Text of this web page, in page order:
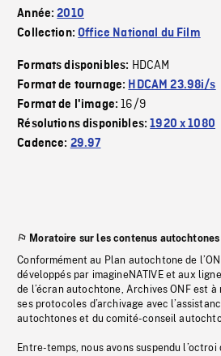
Année:2010
Collection:Office National du Film
Formats disponibles: HDCAM
Format de tournage: HDCAM 23.98i/s
Format de l'image:16/9
Résolutions disponibles:1920 x 1080
Cadence: 29.97
Moratoire sur les contenus autochtones
Conformément au Plan autochtone de
développés par imagineNATIVE et aux
de l’écran autochtone, Archives ONF est
ses protocoles d’archivage avec
autochtones et du comité-conseil
Entre-temps, nous avons suspendu